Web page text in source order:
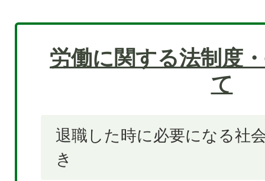
労働に関する法制度
て
退職した時に必要になる社
き